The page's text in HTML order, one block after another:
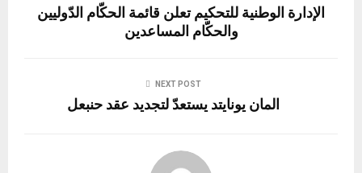
الإدارة الوطنية للتحكيم تعلن قائمة الحكّام الدّوليين
والحكّام المساعدين
NEXT POST
المان يونايتد يستعدّ لتجديد عقد حنبعل